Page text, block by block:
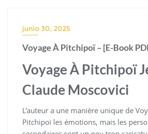
junio 30, 2025
Voyage À Pitchipoï – [E-Book
Voyage À Pitchipoï
Claude Moscovici
L’auteur a une manière unique de
Pitchipoï les émotions, mais les